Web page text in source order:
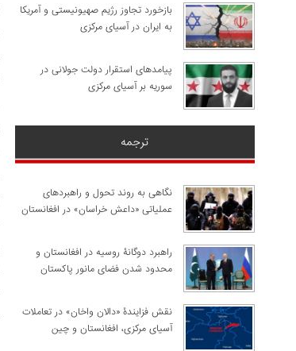
​بازخورد تجاوز رژیم صهیونیستی و آمریکا
به ایران در آسیای مرکزی
پیامدهای استقرار دولت جولانی در
سوریه بر آسیای مرکزی
ترجمه
نگاهی به روند تحول و راهبردهای
عملیاتی «داعش خراسان» در افغانستان
راهبرد دوگانۀ روسیه در افغانستان و
محدود شدن فضای مانور پاکستان
نقش فزایندۀ «دالان واخان» در تعاملات
آسیای مرکزی، افغانستان و چین